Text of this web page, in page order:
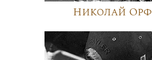
Николай Орф